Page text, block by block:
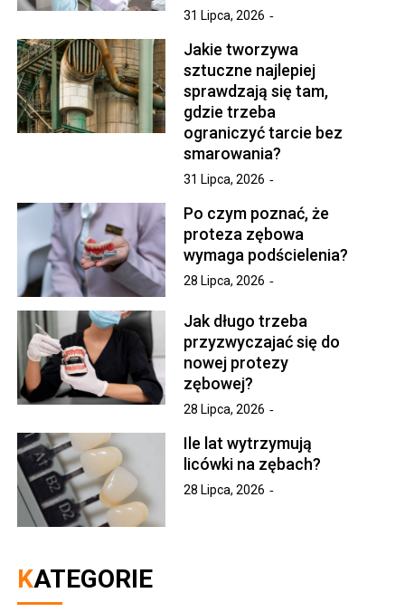
31 Lipca, 2026
Jakie tworzywa
sztuczne najlepiej
sprawdzają się tam,
gdzie trzeba
ograniczyć tarcie bez
smarowania?
31 Lipca, 2026
Po czym poznać, że
proteza zębowa
wymaga podścielenia?
28 Lipca, 2026
Jak długo trzeba
przyzwyczajać się do
nowej protezy
zębowej?
28 Lipca, 2026
Ile lat wytrzymują
licówki na zębach?
28 Lipca, 2026
KATEGORIE